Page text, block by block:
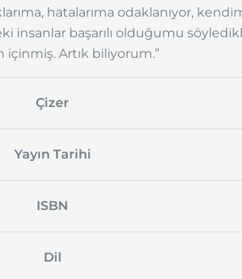
hatalarıma odaklanıyor,
insanlar başarılı olduğumu
Artık biliyorum.”
Çizer
Yayın Tarihi
ISBN
Dil